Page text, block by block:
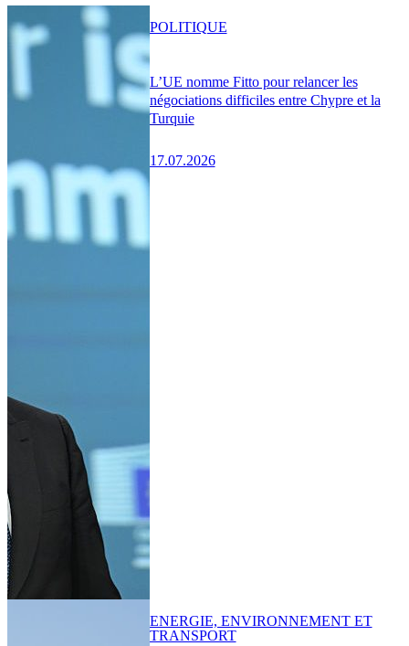
L’UE nomme Fitto pour relancer les
négociations difficiles entre Chypre et la
Turquie
17.07.2026
POLITIQUE
ENERGIE, ENVIRONNEMENT ET
TRANSPORT